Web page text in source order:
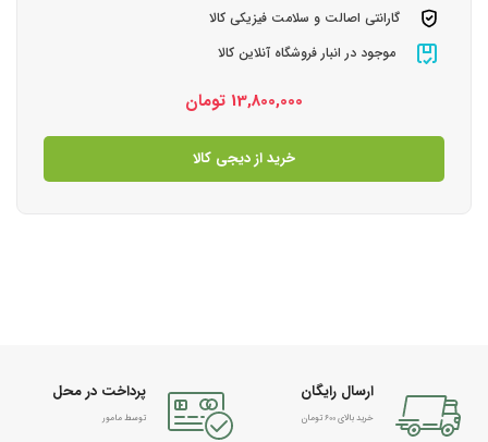
گارانتی اصالت و سلامت فیزیکی کالا
موجود در انبار فروشگاه آنلاین کالا
13,800,000 تومان
خرید از دیجی کالا
ارسال رایگان
خرید بالای 600 تومان
پرداخت در محل
توسط مامور